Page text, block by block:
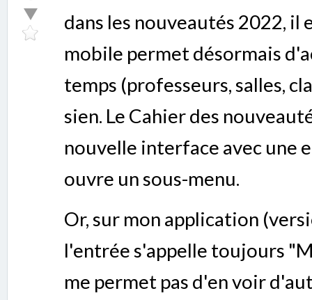
dans les nouveautés 2022,
mobile permet désormais
temps (professeurs, salles,
sien. Le Cahier des
nouvelle interface avec une
ouvre un sous-menu.
Or, sur mon application
l'entrée s'appelle toujours
me permet pas d'en voir